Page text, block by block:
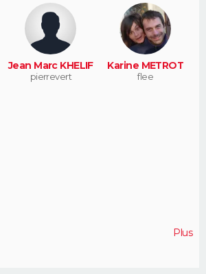
Jean Marc KHELIF
pierrevert
Karine METROT
flee
Plus